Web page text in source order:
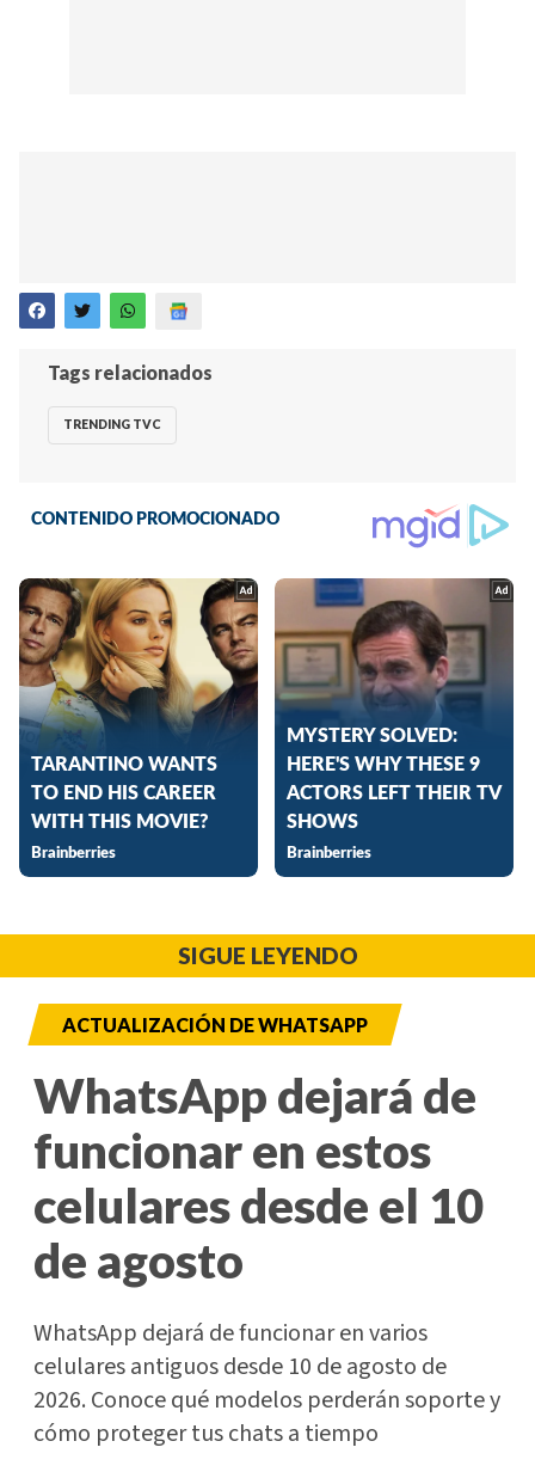
Tags relacionados
TRENDING TVC
SIGUE LEYENDO
ACTUALIZACIÓN DE WHATSAPP
WhatsApp dejará de
funcionar en estos
celulares desde el 10
de agosto
WhatsApp dejará de funcionar en varios
celulares antiguos desde 10 de agosto de
2026. Conoce qué modelos perderán soporte y
cómo proteger tus chats a tiempo